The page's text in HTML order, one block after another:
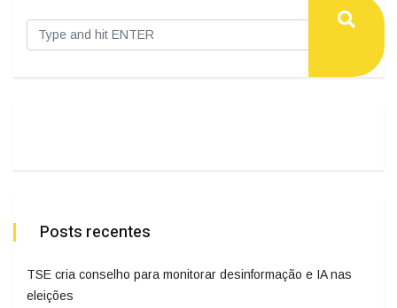
Posts recentes
TSE cria conselho para monitorar desinformação e IA nas
eleições